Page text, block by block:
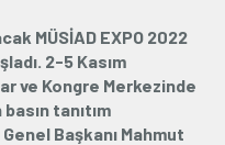
MÜSİAD EXPO 2022
2-5 Kasım
ve Kongre Merkezinde
tanıtım
Başkanı Mahmut